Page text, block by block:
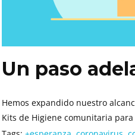
Un paso
Hemos expandido nuestro
Kits de Higiene comunitaria